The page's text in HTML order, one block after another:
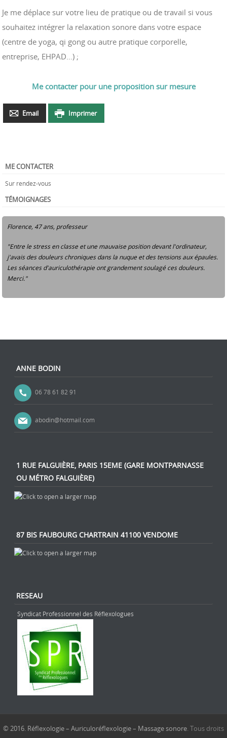
Je me déplace sur votre lieu de pratique ou de travail si vous
souhaitez intégrer la relaxation sonore dans votre espace
(centre de yoga, qi gong ou autre pratique corporelle,
entreprise, EHPAD…) ;
Me contacter pour une proposition sur mesure
Email Imprimer
ME CONTACTER
Sur rendez-vous
TÉMOIGNAGES
Florence, 47 ans, professeur
"Entre le stress en classe et une mauvaise position devant l'ordinateur,
j'avais des douleurs chroniques dans la nuque et des tensions aux épaules.
Les séances d'auriculothérapie ont grandement soulagé ces douleurs.
Merci."
ANNE BODIN
06 78 61 82 91
abodin@hotmail.com
1 RUE FALGUIÈRE, PARIS 15EME (GARE MONTPARNASSE
OU MÉTRO FALGUIÈRE)
87 BIS FAUBOURG CHARTRAIN 41100 VENDOME
RESEAU
Syndicat Professionnel des Réflexologues
© 2016. Réflexologie – Auriculoréflexologie – Massage sonore. Tous droits